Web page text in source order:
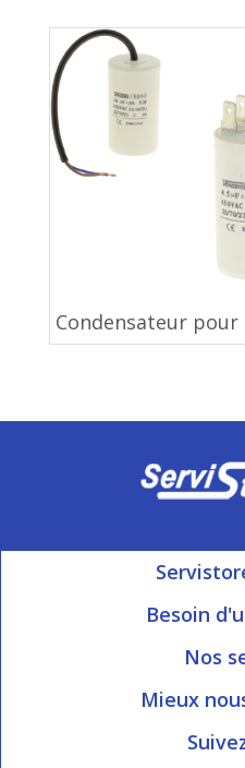
Condensateur
Mon
Besoin
Ouvert du
Nos
Blog
Mieux
Qui